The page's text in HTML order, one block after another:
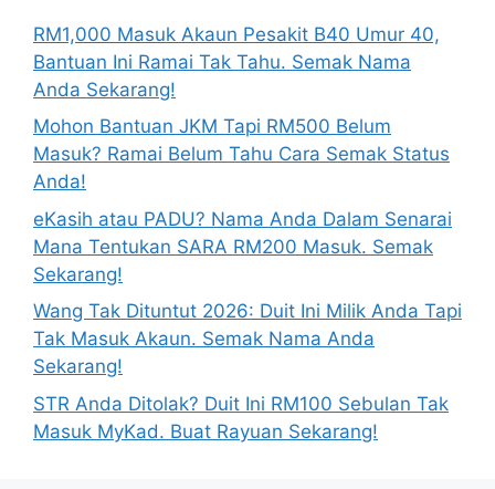
RM1,000 Masuk Akaun Pesakit B40 Umur 40,
Bantuan Ini Ramai Tak Tahu. Semak Nama
Anda Sekarang!
Mohon Bantuan JKM Tapi RM500 Belum
Masuk? Ramai Belum Tahu Cara Semak Status
Anda!
eKasih atau PADU? Nama Anda Dalam Senarai
Mana Tentukan SARA RM200 Masuk. Semak
Sekarang!
Wang Tak Dituntut 2026: Duit Ini Milik Anda Tapi
Tak Masuk Akaun. Semak Nama Anda
Sekarang!
STR Anda Ditolak? Duit Ini RM100 Sebulan Tak
Masuk MyKad. Buat Rayuan Sekarang!